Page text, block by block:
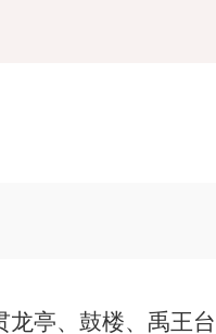
龙亭、鼓楼、禹王台